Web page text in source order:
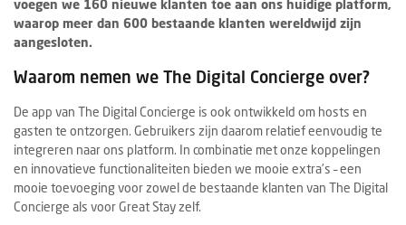
voegen we 160 nieuwe klanten toe aan ons huidige platform,
waarop meer dan 600 bestaande klanten wereldwijd zijn
aangesloten.
Waarom nemen we The Digital Concierge over?
De app van The Digital Concierge is ook ontwikkeld om hosts en
gasten te ontzorgen. Gebruikers zijn daarom relatief eenvoudig te
integreren naar ons platform. In combinatie met onze koppelingen
en innovatieve functionaliteiten bieden we mooie extra’s – een
mooie toevoeging voor zowel de bestaande klanten van The Digital
Concierge als voor Great Stay zelf.